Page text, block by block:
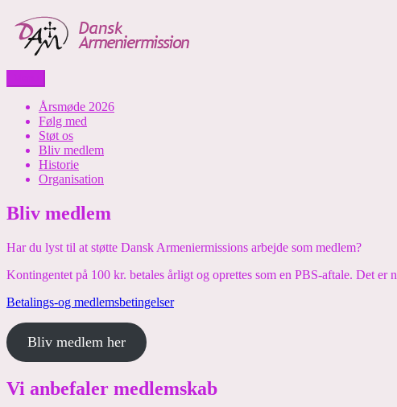
to
content
Dansk Armeniermission
Årsmøde 2026
Følg med
Støt os
Bliv medlem
Historie
Organisation
Bliv medlem
Har du lyst til at støtte Dansk Armeniermissions arbejde som medlem?
Kontingentet på 100 kr. betales årligt og oprettes som en PBS-aftale. Det
Betalings-og medlemsbetingelser
Bliv medlem her
Vi anbefaler medlemskab